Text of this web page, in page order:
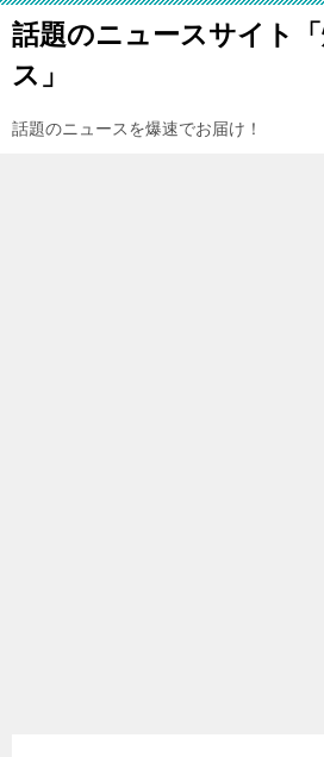
話題のニュースサイト
ス」
話題のニュースを爆速でお届け！